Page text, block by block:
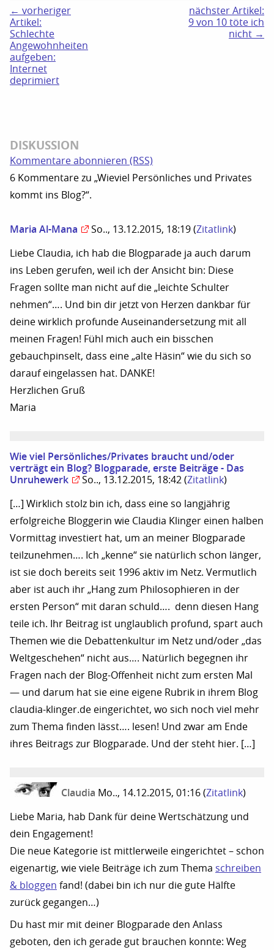
← vorheriger
Artikel:
Schlechte
Angewohnheiten
aufgeben:
Internet
deprimiert
nächster Artikel:
9 von 10 töte ich
nicht →
DISKUSSION
Kommentare abonnieren (RSS)
6 Kommentare zu „Wieviel Persönliches und Privates
kommt ins Blog?“.
Maria Al-Mana So.., 13.12.2015, 18:19 (Zitatlink)
Liebe Claudia, ich hab die Blogparade ja auch darum
ins Leben gerufen, weil ich der Ansicht bin: Diese
Fragen sollte man nicht auf die „leichte Schulter
nehmen“…. Und bin dir jetzt von Herzen dankbar für
deine wirklich profunde Auseinandersetzung mit all
meinen Fragen! Fühl mich auch ein bisschen
gebauchpinselt, dass eine „alte Häsin“ wie du sich so
darauf eingelassen hat. DANKE!
Herzlichen Gruß
Maria
Wie viel Persönliches/Privates braucht und/oder
verträgt ein Blog? Blogparade, erste Beiträge - Das
Unruhewerk
So.., 13.12.2015, 18:42 (Zitatlink)
[…] Wirklich stolz bin ich, dass eine so langjährig
erfolgreiche Bloggerin wie Claudia Klinger einen halben
Vormittag investiert hat, um an meiner Blogparade
teilzunehmen…. Ich „kenne“ sie natürlich schon länger,
ist sie doch bereits seit 1996 aktiv im Netz. Vermutlich
aber ist auch ihr „Hang zum Philosophieren in der
ersten Person“ mit daran schuld…. denn diesen Hang
teile ich. Ihr Beitrag ist unglaublich profund, spart auch
Themen wie die Debattenkultur im Netz und/oder „das
Weltgeschehen“ nicht aus…. Natürlich begegnen ihr
Fragen nach der Blog-Offenheit nicht zum ersten Mal
— und darum hat sie eine eigene Rubrik in ihrem Blog
claudia-klinger.de eingerichtet, wo sich noch viel mehr
zum Thema finden lässt…. lesen! Und zwar am Ende
ihres Beitrags zur Blogparade. Und der steht hier. […]
Claudia Mo.., 14.12.2015, 01:16 (Zitatlink)
Liebe Maria, hab Dank für deine Wertschätzung und
dein Engagement!
Die neue Kategorie ist mittlerweile eingerichtet – schon
eigenartig, wie viele Beiträge ich zum Thema schreiben
& bloggen fand! (dabei bin ich nur die gute Hälfte
zurück gegangen…)
Du hast mir mit deiner Blogparade den Anlass
geboten, den ich gerade gut brauchen konnte: Weg